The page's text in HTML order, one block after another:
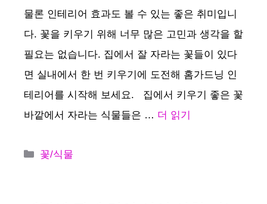
물론 인테리어 효과도 볼 수 있는 좋은 취미입니
다. 꽃을 키우기 위해 너무 많은 고민과 생각을 할
필요는 없습니다. 집에서 잘 자라는 꽃들이 있다
면 실내에서 한 번 키우기에 도전해 홈가드닝 인
테리어를 시작해 보세요. 집에서 키우기 좋은 꽃
바깥에서 자라는 식물들은 … 더 읽기
카
꽃/식물